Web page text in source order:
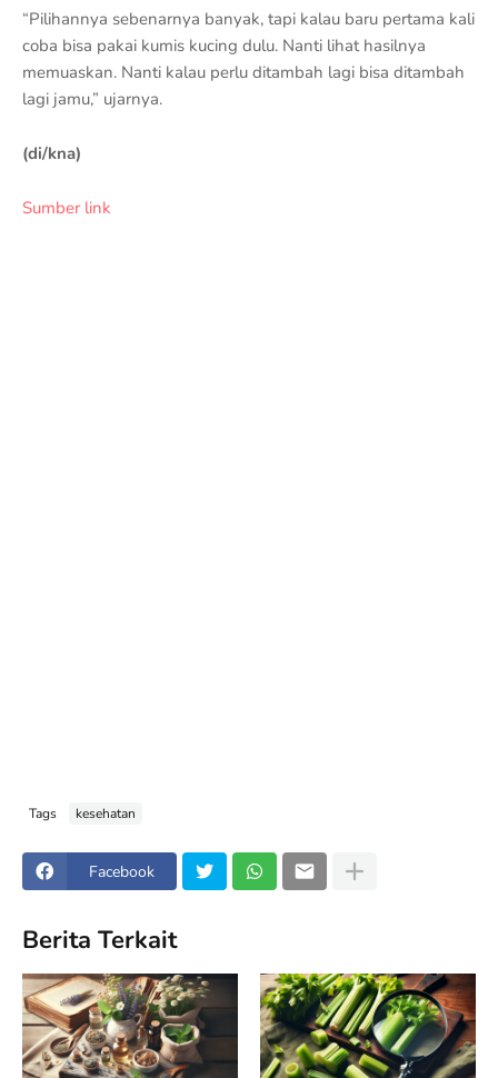
“Pilihannya sebenarnya banyak, tapi kalau baru pertama kali
coba bisa pakai kumis kucing dulu. Nanti lihat hasilnya
memuaskan. Nanti kalau perlu ditambah lagi bisa ditambah
lagi jamu,” ujarnya.
(di/kna)
Sumber link
Tags kesehatan
Facebook
Berita Terkait